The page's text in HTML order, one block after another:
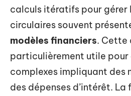
calculs itératifs pour gérer
circulaires souvent
modèles financiers. Cette
particulièrement utile pour
complexes impliquant des
des dépenses d’intérêt.